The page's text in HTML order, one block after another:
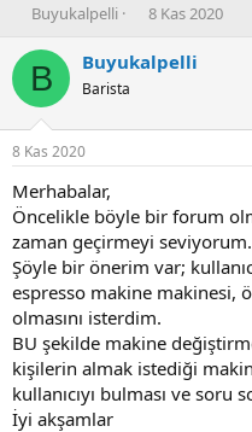
K
n
u
u
b
a
ş
a
t
a
n
Buyukalpelli
B
ş
ı
t
a
r
i
h
i
8 Kas 2020
B Buyukalpelli
Barista
8 Kas 2020
Merhabalar,
Öncelikle böyle bir forum
zaman geçirmeyi seviyorum.
Şöyle bir önerim var;
espresso makine makinesi,
olmasını isterdim.
BU şekilde makine
kişilerin almak istediği
kullanıcıyı bulması ve soru
İyi akşamlar